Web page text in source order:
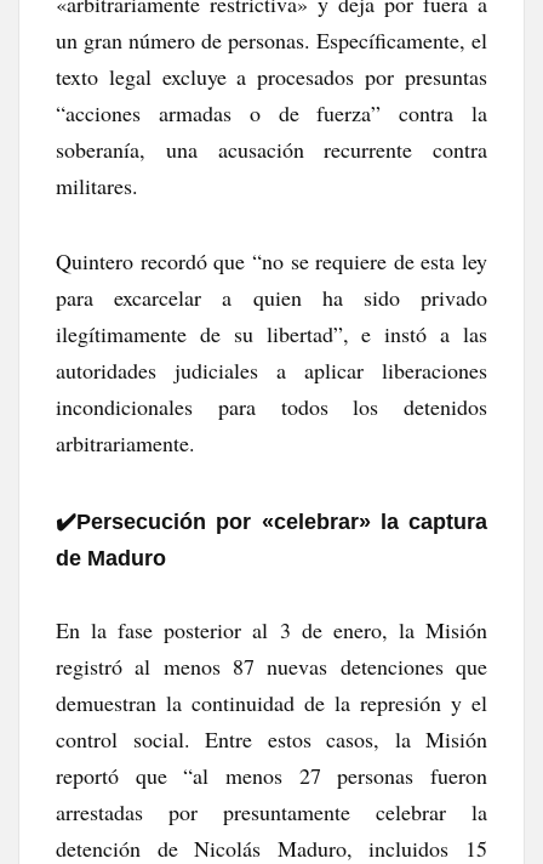
un gran número de personas. Específicamente, el
texto legal excluye a procesados por presuntas
“acciones armadas o de fuerza” contra la
soberanía, una acusación recurrente contra
militares.
Quintero recordó que “no se requiere de esta ley
para excarcelar a quien ha sido privado
ilegítimamente de su libertad”, e instó a las
autoridades judiciales a aplicar liberaciones
incondicionales para todos los detenidos
arbitrariamente.
✔️​Persecución por «celebrar» la captura
de Maduro
En la fase posterior al 3 de enero, la Misión
registró al menos 87 nuevas detenciones que
demuestran la continuidad de la represión y el
control social. Entre estos casos, la Misión
reportó que “al menos 27 personas fueron
arrestadas por presuntamente celebrar la
detención de Nicolás Maduro, incluidos 15